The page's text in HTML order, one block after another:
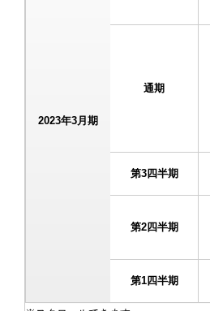
2023年3月期
通期
第3四半期
第2四半期
第1四半期